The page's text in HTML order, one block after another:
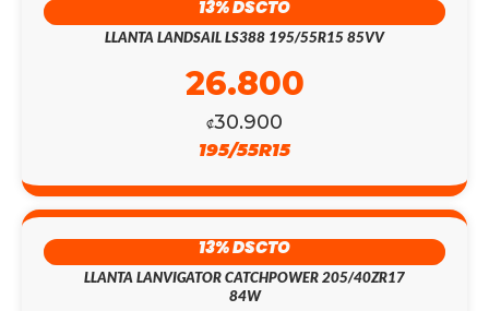
13% DSCTO
LLANTA LANDSAIL LS388 195/55R15 85VV
₡30.900
26.800
195/55R15
13% DSCTO
LLANTA LANVIGATOR CATCHPOWER 205/40ZR17
84W